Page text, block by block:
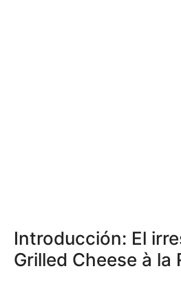
Introducción: El
Grilled Cheese à la